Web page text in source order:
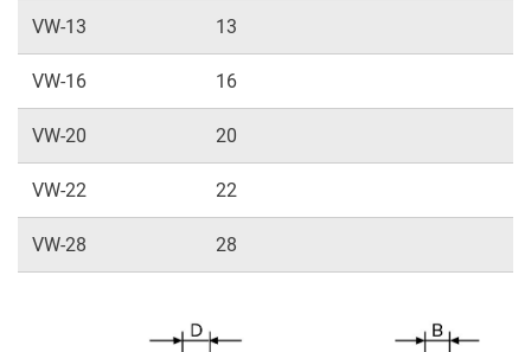
VW-13 13
VW-16 16
VW-20 20
VW-22 22
VW-28 28